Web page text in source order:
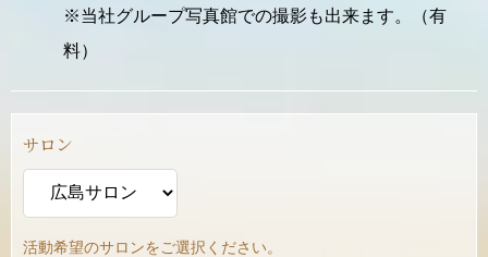
※当社グループ写真館での撮影も出来ます。（有
料）
サロン
活動希望のサロンをご選択ください。